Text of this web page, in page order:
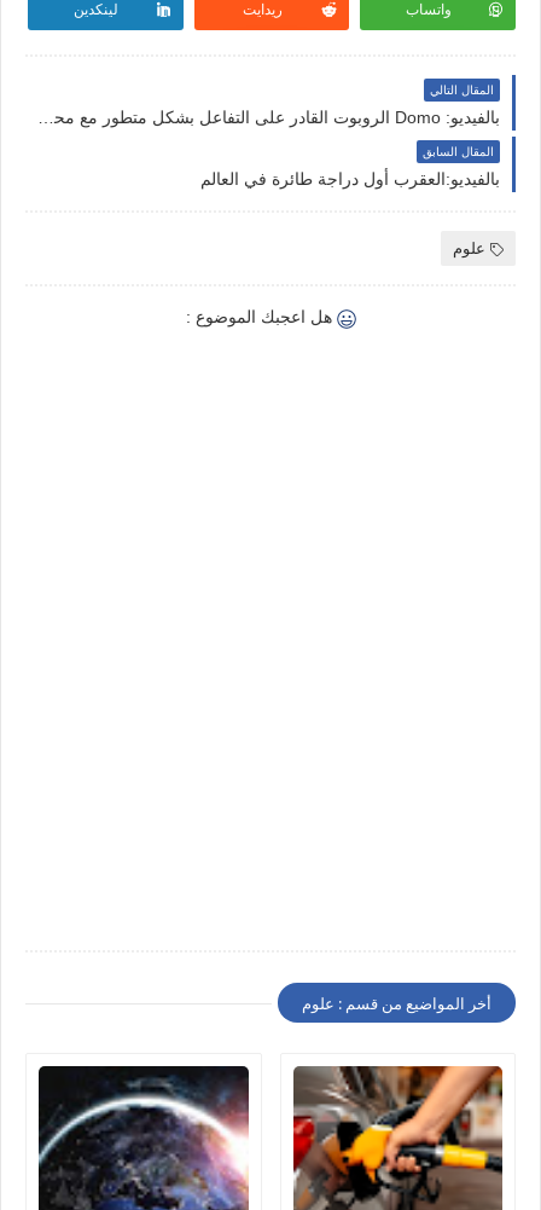
واتساب ريدايت لينكدين
المقال التالي
بالفيديو: Domo الروبوت القادر على التفاعل بشكل متطور مع محيطه
المقال السابق
بالفيديو:العقرب أول دراجة طائرة في العالم
علوم
هل اعجبك الموضوع :
أخر المواضيع من قسم : علوم